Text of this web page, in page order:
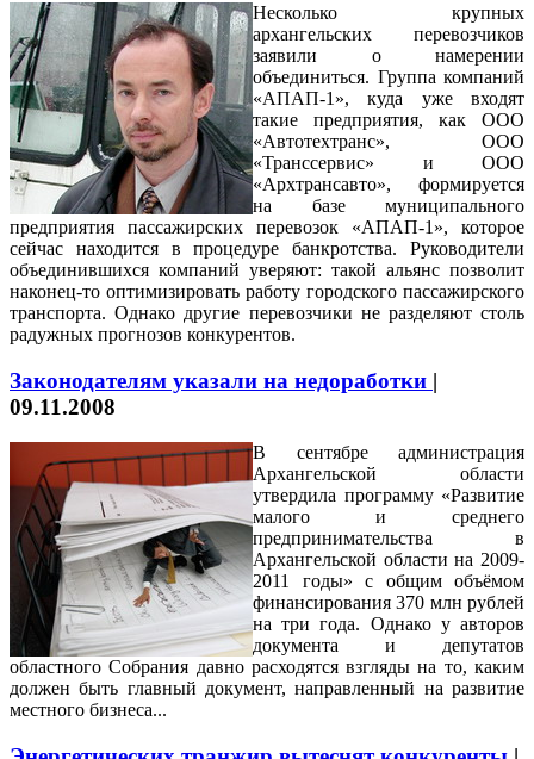
Несколько крупных
архангельских перевозчиков
заявили о намерении
объединиться. Группа компаний
«АПАП-1», куда уже входят
такие предприятия, как ООО
«Автотехтранс», ООО
«Транссервис» и ООО
«Архтрансавто», формируется
на базе муниципального
предприятия пассажирских перевозок «АПАП-1», которое
сейчас находится в процедуре банкротства. Руководители
объединившихся компаний уверяют: такой альянс позволит
наконец-то оптимизировать работу городского пассажирского
транспорта. Однако другие перевозчики не разделяют столь
радужных прогнозов конкурентов.
Законодателям указали на недоработки |
09.11.2008
В сентябре администрация
Архангельской области
утвердила программу «Развитие
малого и среднего
предпринимательства в
Архангельской области на 2009-
2011 годы» с общим объёмом
финансирования 370 млн рублей
на три года. Однако у авторов
документа и депутатов
областного Собрания давно расходятся взгляды на то, каким
должен быть главный документ, направленный на развитие
местного бизнеса...